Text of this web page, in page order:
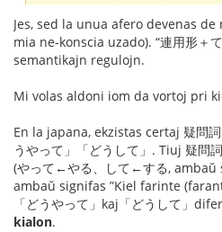
Jes, sed la unua afero devenas
mia ne-konscia uzado). “連用形＋
semantikajn regulojn.
Mi volas aldoni iom da vortoj pri
En la japana, ekzistas certaj 疑問
うやって」「どうして」. Tiuj 疑問
(やって←やる、して←する,
ambaŭ signifas ”Kiel farinte
「どうやって」kaj「どうして」
kialon.